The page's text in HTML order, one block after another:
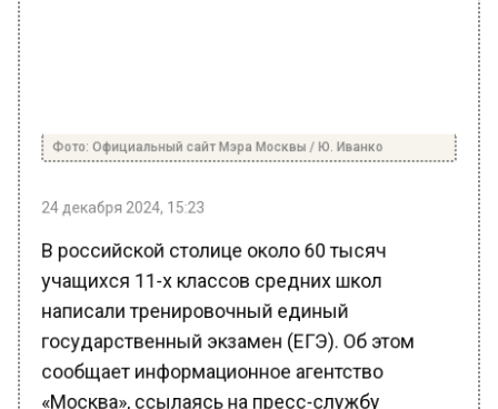
учащихся 11-х классов средних школ
написали тренировочный единый
государственный экзамен (ЕГЭ). Об этом
сообщает информационное агентство
«Москва», ссылаясь на пресс-службу